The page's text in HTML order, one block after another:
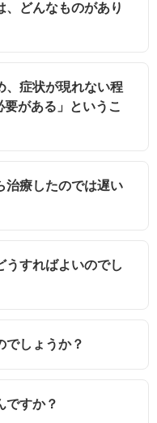
どんなものがあり
症状が現れない程
がある」というこ
療したのでは遅い
すればよいのでし
しょうか？
すか？